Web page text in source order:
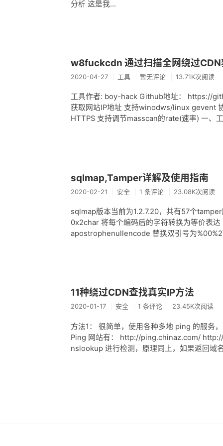
分析 这是我...
w8fuckcdn 通过扫描全网绕过CDN
2020-04-27 工具 暂无评论 13.71K次阅读
工具作者: boy-hack Github地址： https://
获取网站IP地址 支持winodws/linux gevent
HTTPS 支持调节masscan的rate(速率) 一、
sqlmap,Tamper详解及使用指南
2020-02-21 安全 1 条评论 23.08K次阅读
sqlmap版本当前为1.2.7.20，共有57个
0x2char 将每个编码后的字符转换为等价表
apostrophenullencode 替换双引号为
11种绕过CDN查找真实IP方法
2020-01-17 安全 1 条评论 23.45K次阅读
方法1： 很简单，使用各种多地 ping 的服务
Ping 网站有： http://ping.chinaz.com/
nslookup 进行检测，原理同上，如果返回域